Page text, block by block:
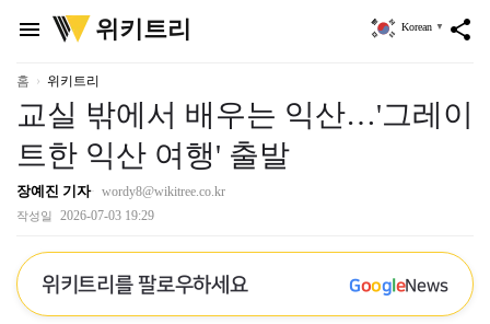
menu
위
키
리
위키트리 share
Korean ▼
홈 위키트리
교실 밖에서 배우는 익산…'그레이
트한 익산 여행' 출발
장예진 기자 wordy8@wikitree.co.kr
작성일 2026-07-03 19:29
위키트리를 팔로우하세요 GoogleNews